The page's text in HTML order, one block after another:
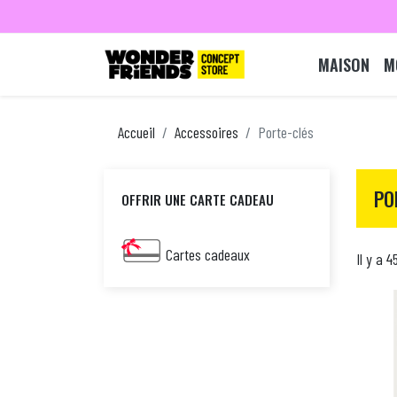
MAISON
Accueil Accessoires Porte-clés
OFFRIR UNE CARTE CADEAU
Cartes cadeaux Il y a